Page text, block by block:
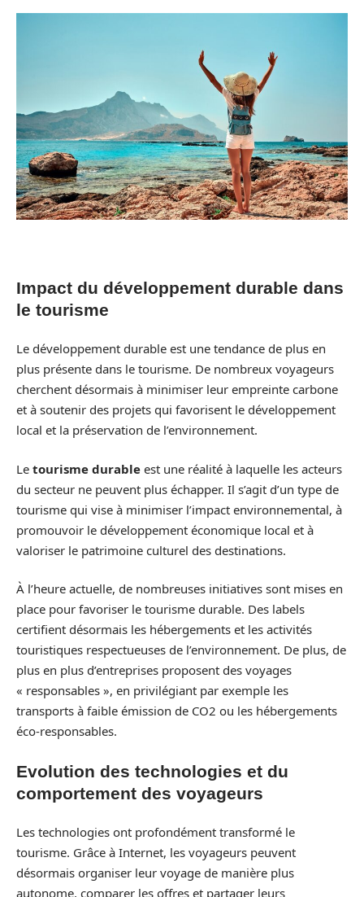
Impact du développement durable dans
le tourisme
Le développement durable est une tendance de plus en
plus présente dans le tourisme. De nombreux voyageurs
cherchent désormais à minimiser leur empreinte carbone
et à soutenir des projets qui favorisent le développement
local et la préservation de l’environnement.
Le tourisme durable est une réalité à laquelle les acteurs
du secteur ne peuvent plus échapper. Il s’agit d’un type de
tourisme qui vise à minimiser l’impact environnemental, à
promouvoir le développement économique local et à
valoriser le patrimoine culturel des destinations.
À l’heure actuelle, de nombreuses initiatives sont mises en
place pour favoriser le tourisme durable. Des labels
certifient désormais les hébergements et les activités
touristiques respectueuses de l’environnement. De plus, de
plus en plus d’entreprises proposent des voyages
« responsables », en privilégiant par exemple les
transports à faible émission de CO2 ou les hébergements
éco-responsables.
Evolution des technologies et du
comportement des voyageurs
Les technologies ont profondément transformé le
tourisme. Grâce à Internet, les voyageurs peuvent
désormais organiser leur voyage de manière plus
autonome, comparer les offres et partager leurs